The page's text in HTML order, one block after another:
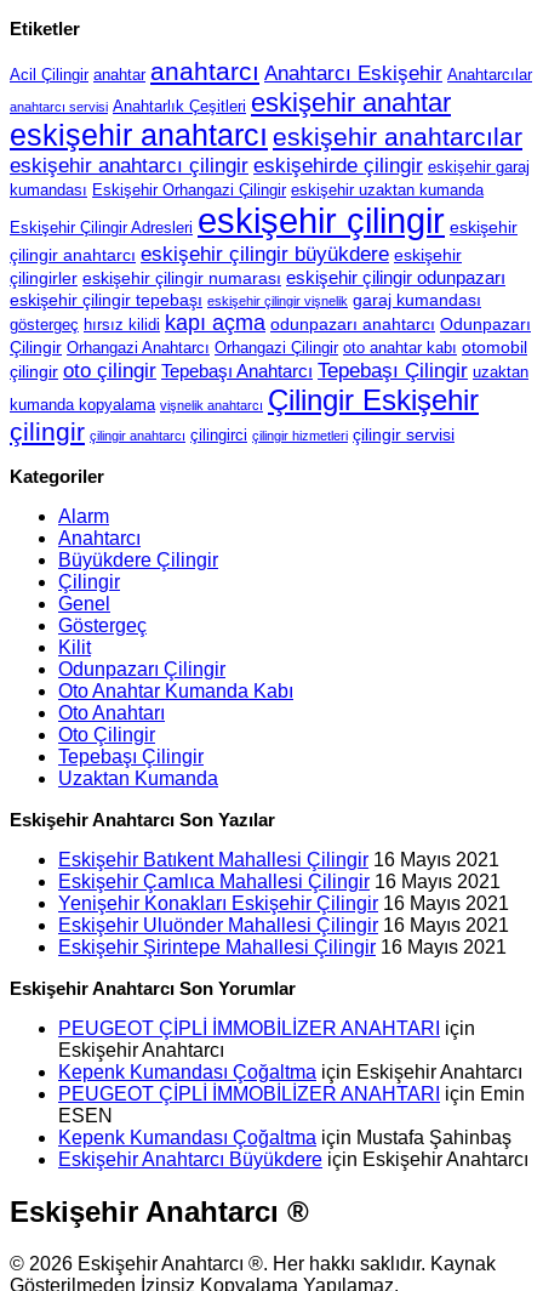
Etiketler
Acil Çilingir anahtar anahtarcı Anahtarcı Eskişehir Anahtarcılar
anahtarcı servisi Anahtarlık Çeşitleri eskişehir anahtar
eskişehir anahtarcı eskişehir anahtarcılar
eskişehir anahtarcı çilingir eskişehirde çilingir eskişehir garaj
kumandası Eskişehir Orhangazi Çilingir eskişehir uzaktan kumanda
Eskişehir Çilingir Adresleri eskişehir çilingir eskişehir
çilingir anahtarcı eskişehir çilingir büyükdere eskişehir
çilingirler eskişehir çilingir numarası eskişehir çilingir odunpazarı
eskişehir çilingir tepebaşı eskişehir çilingir vişnelik garaj kumandası
göstergeç hırsız kilidi kapı açma odunpazarı anahtarcı Odunpazarı
Çilingir Orhangazi Anahtarcı Orhangazi Çilingir oto anahtar kabı otomobil
çilingir oto çilingir Tepebaşı Anahtarcı Tepebaşı Çilingir uzaktan
kumanda kopyalama vişnelik anahtarcı Çilingir Eskişehir
çilingir çilingir anahtarcı çilingirci çilingir hizmetleri çilingir servisi
Kategoriler
Alarm
Anahtarcı
Büyükdere Çilingir
Çilingir
Genel
Göstergeç
Kilit
Odunpazarı Çilingir
Oto Anahtar Kumanda Kabı
Oto Anahtarı
Oto Çilingir
Tepebaşı Çilingir
Uzaktan Kumanda
Eskişehir Anahtarcı Son Yazılar
Eskişehir Batıkent Mahallesi Çilingir 16 Mayıs 2021
Eskişehir Çamlıca Mahallesi Çilingir 16 Mayıs 2021
Yenişehir Konakları Eskişehir Çilingir 16 Mayıs 2021
Eskişehir Uluönder Mahallesi Çilingir 16 Mayıs 2021
Eskişehir Şirintepe Mahallesi Çilingir 16 Mayıs 2021
Eskişehir Anahtarcı Son Yorumlar
PEUGEOT ÇİPLİ İMMOBİLİZER ANAHTARI için
Eskişehir Anahtarcı
Kepenk Kumandası Çoğaltma için Eskişehir Anahtarcı
PEUGEOT ÇİPLİ İMMOBİLİZER ANAHTARI için Emin
ESEN
Kepenk Kumandası Çoğaltma için Mustafa Şahinbaş
Eskişehir Anahtarcı Büyükdere için Eskişehir Anahtarcı
Eskişehir Anahtarcı ®
© 2026 Eskişehir Anahtarcı ®. Her hakkı saklıdır. Kaynak
Gösterilmeden İzinsiz Kopyalama Yapılamaz.